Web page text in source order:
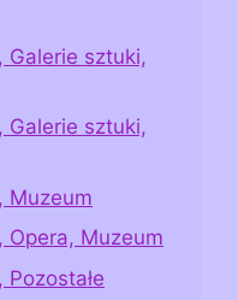
Galerie sztuki,
Galerie sztuki,
Muzeum
Opera, Muzeum